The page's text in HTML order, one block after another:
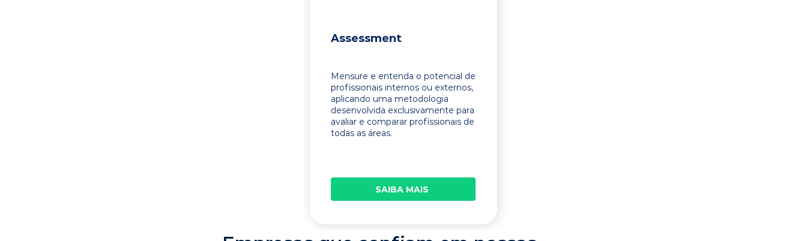
Assessment
Mensure e entenda o potencial de
profissionais internos ou externos,
aplicando uma metodologia
desenvolvida exclusivamente para
avaliar e comparar profissionais de
todas as áreas.
SAIBA MAIS